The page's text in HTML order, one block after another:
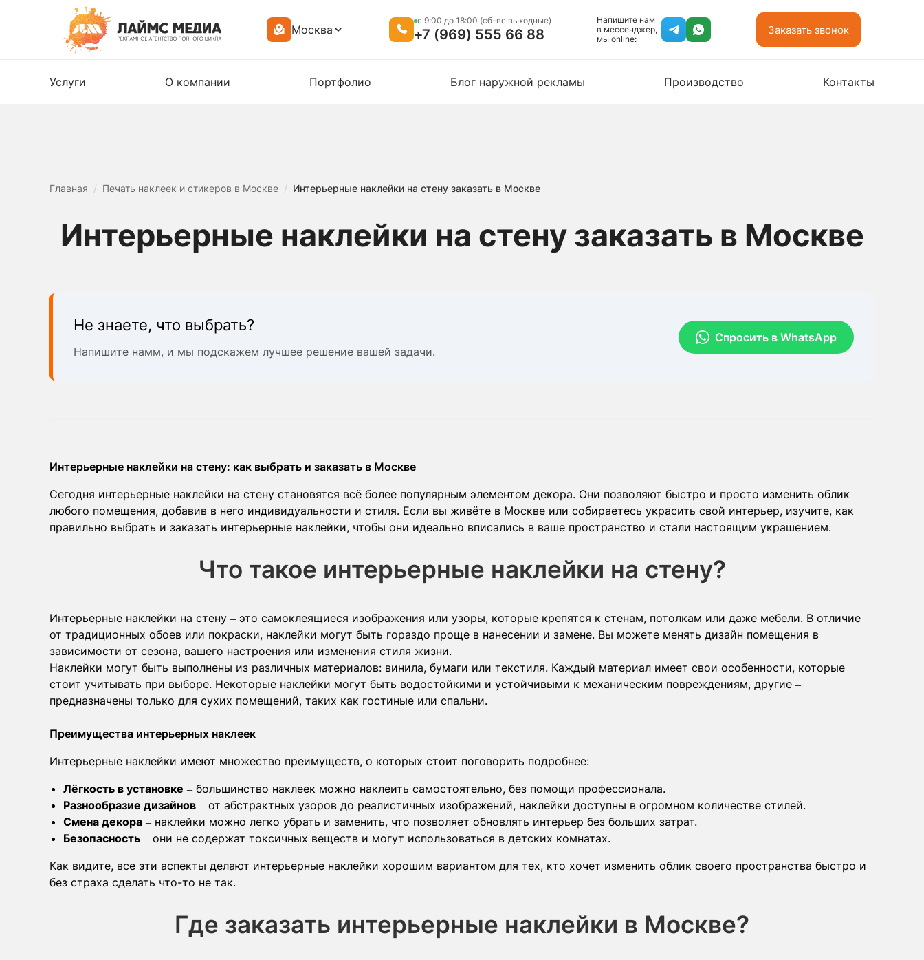
Москва
c 9:00 до 18:00 (сб-вс выходные)
+7 (969) 555 66 88
Напишите нам
в мессенджер,
мы online:
Заказать звонок
Услуги О компании Портфолио Блог наружной рекламы Производство Контакты
Главная / Печать наклеек и стикеров в Москве / Интерьерные наклейки на стену заказать в Москве
Интерьерные наклейки на стену заказать в Москве
Не знаете, что выбрать?
Напишите намм, и мы подскажем лучшее решение вашей задачи.
Спросить в WhatsApp
Интерьерные наклейки на стену: как выбрать и заказать в Москве
Сегодня интерьерные наклейки на стену становятся всё более популярным элементом декора. Они позволяют быстро и просто изменить облик
любого помещения, добавив в него индивидуальности и стиля. Если вы живёте в Москве или собираетесь украсить свой интерьер, изучите, как
правильно выбрать и заказать интерьерные наклейки, чтобы они идеально вписались в ваше пространство и стали настоящим украшением.
Что такое интерьерные наклейки на стену?
Интерьерные наклейки на стену – это самоклеящиеся изображения или узоры, которые крепятся к стенам, потолкам или даже мебели. В отличие
от традиционных обоев или покраски, наклейки могут быть гораздо проще в нанесении и замене. Вы можете менять дизайн помещения в
зависимости от сезона, вашего настроения или изменения стиля жизни.
Наклейки могут быть выполнены из различных материалов: винила, бумаги или текстиля. Каждый материал имеет свои особенности, которые
стоит учитывать при выборе. Некоторые наклейки могут быть водостойкими и устойчивыми к механическим повреждениям, другие –
предназначены только для сухих помещений, таких как гостиные или спальни.
Преимущества интерьерных наклеек
Интерьерные наклейки имеют множество преимуществ, о которых стоит поговорить подробнее:
Лёгкость в установке – большинство наклеек можно наклеить самостоятельно, без помощи профессионала.
Разнообразие дизайнов – от абстрактных узоров до реалистичных изображений, наклейки доступны в огромном количестве стилей.
Смена декора – наклейки можно легко убрать и заменить, что позволяет обновлять интерьер без больших затрат.
Безопасность – они не содержат токсичных веществ и могут использоваться в детских комнатах.
Как видите, все эти аспекты делают интерьерные наклейки хорошим вариантом для тех, кто хочет изменить облик своего пространства быстро и
без страха сделать что-то не так.
Где заказать интерьерные наклейки в Москве?